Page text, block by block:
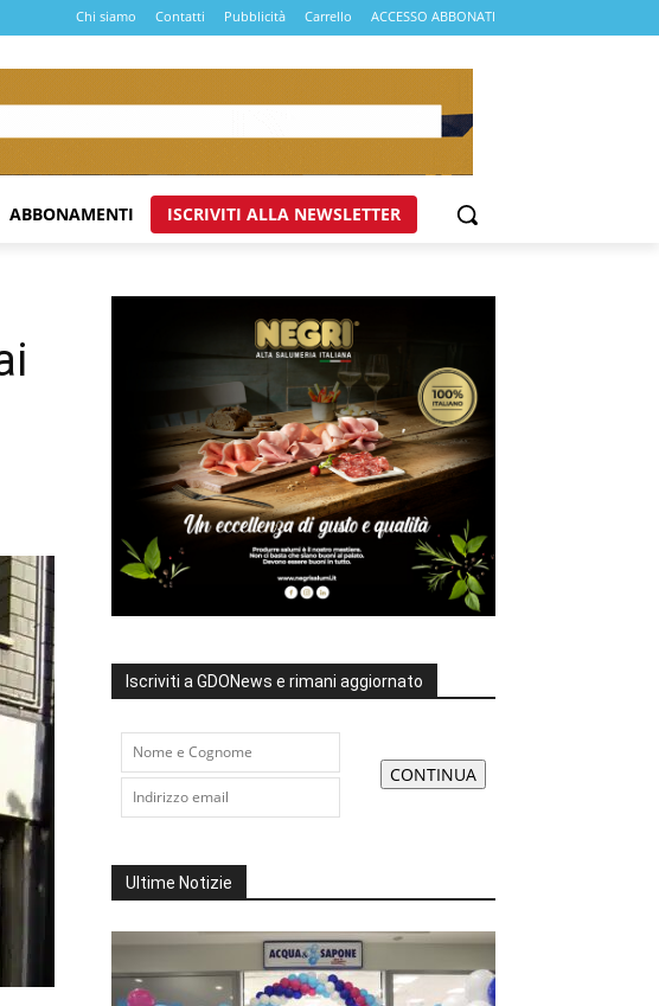
Chi siamo Contatti Pubblicità Carrello ACCESSO ABBONATI
ABBONAMENTI ISCRIVITI ALLA NEWSLETTER
Iscriviti a GDONews e rimani aggiornato
Ultime Notizie